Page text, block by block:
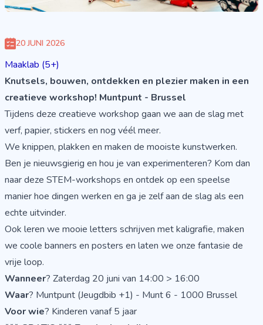
20 JUNI 2026
Maaklab (5+)
Knutsels, bouwen, ontdekken en plezier maken in een
creatieve workshop! Muntpunt - Brussel
Tijdens deze creatieve workshop gaan we aan de slag met
verf, papier, stickers en nog véél meer.
We knippen, plakken en maken de mooiste kunstwerken.
Ben je nieuwsgierig en hou je van experimenteren? Kom dan
naar deze STEM-workshops en ontdek op een speelse
manier hoe dingen werken en ga je zelf aan de slag als een
echte uitvinder.
Ook leren we mooie letters schrijven met kaligrafie, maken
we coole banners en posters en laten we onze fantasie de
vrije loop.
Wanneer? Zaterdag 20 juni van 14:00 > 16:00
Waar? Muntpunt (Jeugdbib +1) - Munt 6 - 1000 Brussel
Voor wie? Kinderen vanaf 5 jaar